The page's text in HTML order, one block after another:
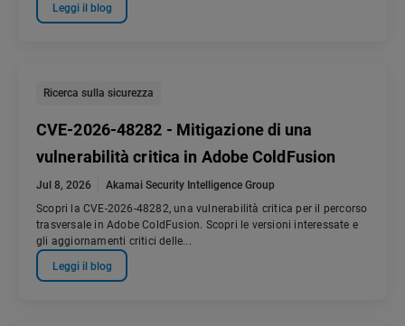
Leggi il blog
Ricerca sulla sicurezza
CVE-2026-48282 - Mitigazione di una
vulnerabilità critica in Adobe ColdFusion
Jul 8, 2026
Akamai Security Intelligence Group
Scopri la CVE-2026-48282, una vulnerabilità critica per il percorso
trasversale in Adobe ColdFusion. Scopri le versioni interessate e
gli aggiornamenti critici delle...
Leggi il blog